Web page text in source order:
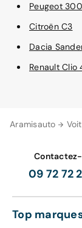
Aramisauto
Peugeot
Citroën C3
Dacia
Renault Clio
09 72 72
Top